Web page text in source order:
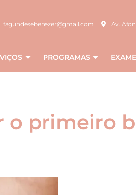
fagundesebenezer@gmail.com Av.
PROGRAMAS
o primeiro